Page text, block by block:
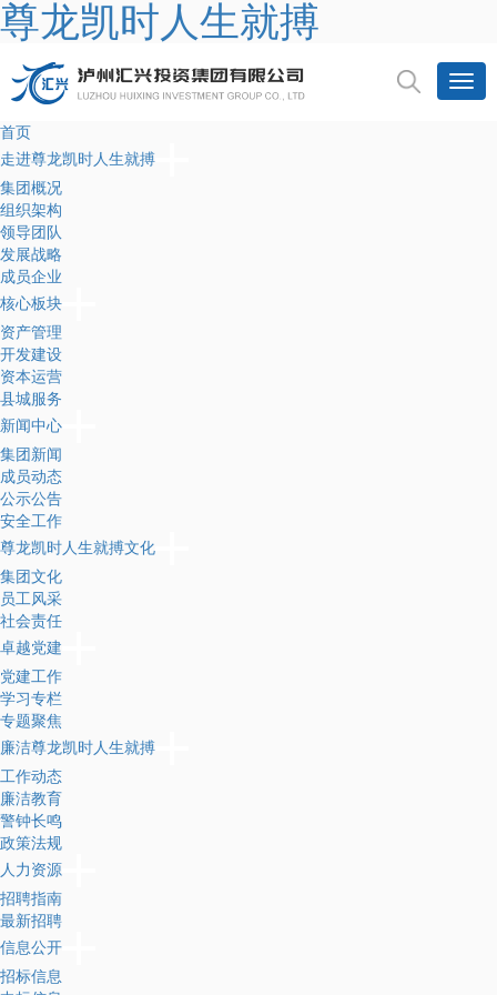
尊龙凯时人生就搏
首页
走进尊龙凯时人生就搏
集团概况
组织架构
领导团队
发展战略
成员企业
核心板块
资产管理
开发建设
资本运营
县城服务
新闻中心
集团新闻
成员动态
公示公告
安全工作
尊龙凯时人生就搏文化
集团文化
员工风采
社会责任
卓越党建
党建工作
学习专栏
专题聚焦
廉洁尊龙凯时人生就搏
工作动态
廉洁教育
警钟长鸣
政策法规
人力资源
招聘指南
最新招聘
信息公开
招标信息